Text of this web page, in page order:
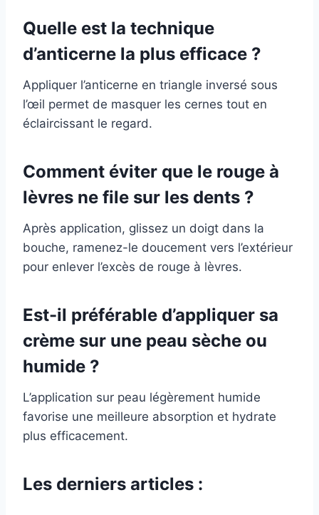
Quelle est la technique
d’anticerne la plus efficace ?
Appliquer l’anticerne en triangle inversé sous
l’œil permet de masquer les cernes tout en
éclaircissant le regard.
Comment éviter que le rouge à
lèvres ne file sur les dents ?
Après application, glissez un doigt dans la
bouche, ramenez-le doucement vers l’extérieur
pour enlever l’excès de rouge à lèvres.
Est-il préférable d’appliquer sa
crème sur une peau sèche ou
humide ?
L’application sur peau légèrement humide
favorise une meilleure absorption et hydrate
plus efficacement.
Les derniers articles :